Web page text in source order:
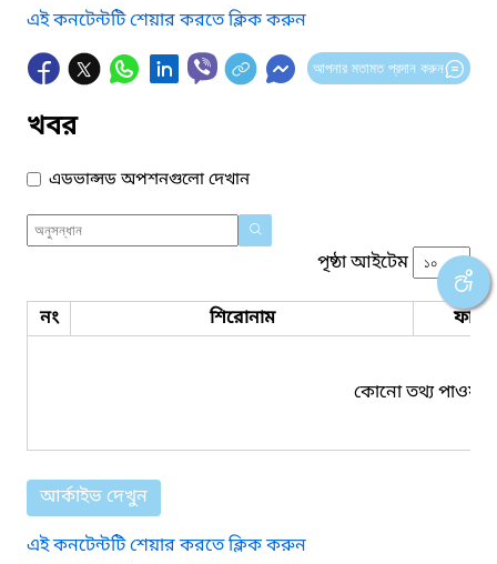
এই কনটেন্টটি শেয়ার করতে ক্লিক করুন
আপনার মতামত প্রদান করুন
খবর
এডভান্সড অপশনগুলো দেখান
পৃষ্ঠা আইটেম
নং শিরোনাম ফাইল
কোনো তথ্য পাওয়া
আর্কাইভ দেখুন
এই কনটেন্টটি শেয়ার করতে ক্লিক করুন